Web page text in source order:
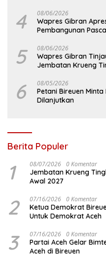
4 08/06/2026
Wapres Gibran
Pembangunan
5 08/06/2026
Wapres Gibran
Jembatan Krueng
6 08/05/2026
Petani Bireuen
Dilanjutkan
Berita Populer
1 08/07/2026 0 Komentar
Jembatan Krueng
Awal 2027
2 07/16/2026 0 Komentar
Ketua Demokrat
Untuk Demokrat Aceh
3 07/16/2026 0 Komentar
Partai Aceh Gelar
Aceh di Bireuen